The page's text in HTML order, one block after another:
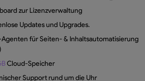
zur Lizenzverwaltung
Updates und Upgrades.
Agenten für Seiten- & Inhaltsautomatisierung
Cloud-Speicher
Support rund um die Uhr